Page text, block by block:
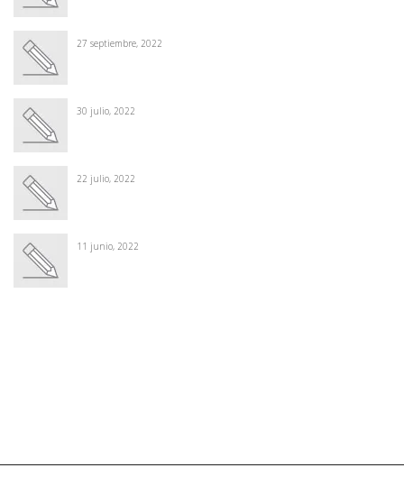
27 septiembre, 2022
30 julio, 2022
22 julio, 2022
11 junio, 2022